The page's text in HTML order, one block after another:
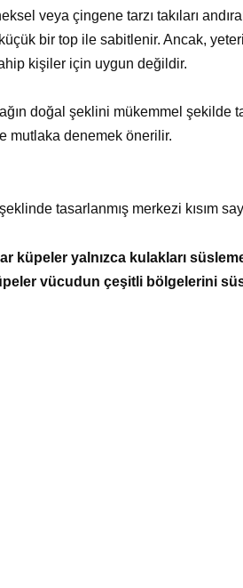
veya çingene tarzı takıları
bir top ile sabitlenir. Ancak,
kişiler için uygun değildir.
doğal şeklini mükemmel şekilde
mutlaka denemek önerilir.
tasarlanmış merkezi kısım
küpeler yalnızca kulakları
vücudun çeşitli bölgelerini